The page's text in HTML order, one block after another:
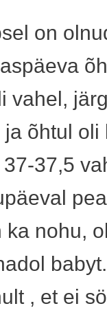
on
vahel,
õhtul oli
37,5
nohu,
, et ei